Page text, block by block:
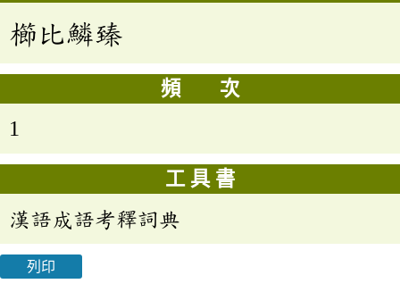
櫛比鱗臻
頻 次
1
工 具 書
漢語成語考釋詞典
列印